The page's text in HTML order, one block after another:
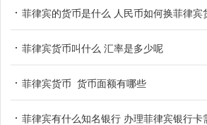
菲律宾的货币是什么 人民币如何换菲律宾
菲律宾货币叫什么 汇率是多少呢
菲律宾货币 货币面额有哪些
菲律宾有什么知名银行 办理菲律宾银行卡